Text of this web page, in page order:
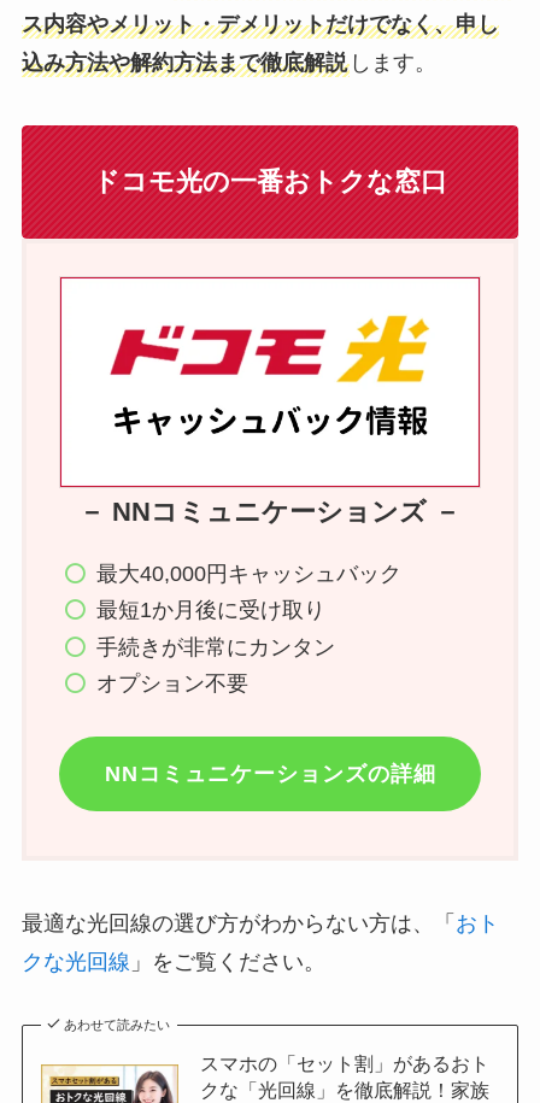
ス内容やメリット・デメリットだけでなく、申し
込み方法や解約方法まで徹底解説します。
ドコモ光の一番おトクな窓口
－ NNコミュニケーションズ －
最大40,000円キャッシュバック
最短1か月後に受け取り
手続きが非常にカンタン
オプション不要
NNコミュニケーションズの詳細
最適な光回線の選び方がわからない方は、「 おト
クな光回線 」をご覧ください。
あわせて読みたい
スマホの「セット割」があるおト
クな「光回線」を徹底解説！家族